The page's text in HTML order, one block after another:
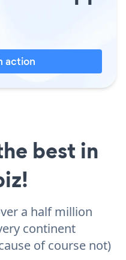
action
best in
a half million
continent
of course not)